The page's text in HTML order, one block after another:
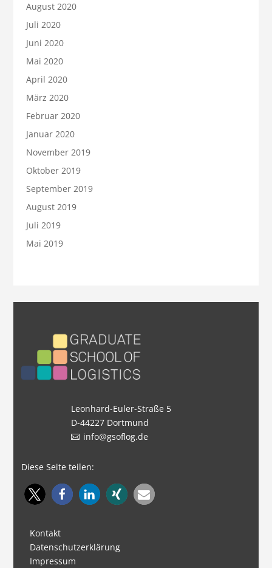
August 2020
Juli 2020
Juni 2020
Mai 2020
April 2020
März 2020
Februar 2020
Januar 2020
November 2019
Oktober 2019
September 2019
August 2019
Juli 2019
Mai 2019
Leonhard-Euler-Straße 5
D-44227 Dortmund
info@gsoflog.de
Diese Seite teilen:
Kontakt
Datenschutzerklärung
Impressum